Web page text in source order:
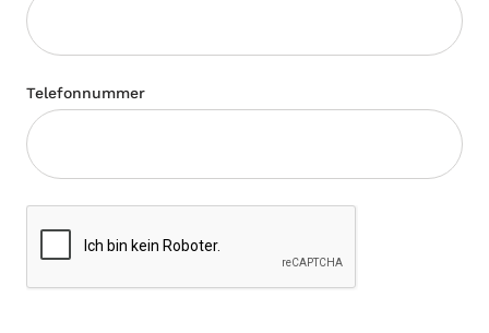
Telefonnummer